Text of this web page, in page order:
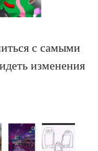
с самыми
изменения